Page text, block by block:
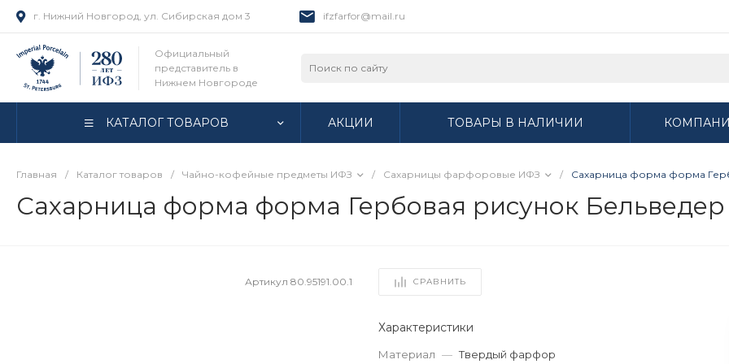
г. Нижний Новгород, ул. Сибирская дом 3 ifzfarfor@mail.ru
Официальный
представитель в
Нижнем Новгороде
КАТАЛОГ ТОВАРОВ АКЦИИ ТОВАРЫ В НАЛИЧИИ
Главная / Каталог товаров / Чайно-кофейные предметы ИФЗ / Сахарницы фарфоровые ИФЗ / Сахарница форма форма
Сахарница форма форма Гербовая рисунок Бельведер
Артикул80.95191.00.1 СРАВНИТЬ
Характеристики
Материал — Твердый фарфор